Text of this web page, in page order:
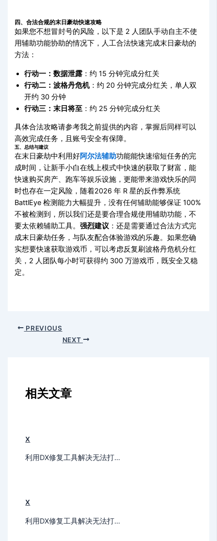
四、合法合规的末日豪劫快速攻略
如果您不想冒封号的风险，以下是 2 人团队手动自主不使
用辅助功能协助的情况下，人工合法快速完成末日豪劫的
方法：
行动一：数据泄露 ：约 15 分钟完成分红关
行动二：波格丹危机：约 20 分钟完成分红关，单人双
开约 30 分钟
行动三：末日将至 ：约 25 分钟完成分红关
具体合法攻略请参考我之前提供的内容，掌握后同样可以
高效完成任务，且账号安全有保障。
五、总结与建议
在末日豪劫中利用好阿尔法辅助功能能快速缩短任务的完
成时间，让新手小白在线上模式中快速的获取了财富，能
快速购买房产、跑车等娱乐设施，更能带来游戏快乐的同
时也存在一定风险，随着2026 年 R 星的反作弊系统
BattlEye 检测能力大幅提升，没有任何辅助能够保证 100%
不被检测到，所以我们还是要合理合规使用辅助功能，不
要太依赖辅助工具。强烈建议 ：还是需要通过合法方式完
成末日豪劫任务，与队友配合体验游戏的乐趣。如果您确
实想要快速获取游戏币，可以考虑反复刷波格丹危机分红
关，2 人团队每小时可获得约 300 万游戏币，既安全又稳
定。
PREVIOUS
NEXT
相关文章
x
利用DX修复工具解决无法打…
x
利用DX修复工具解决无法打…